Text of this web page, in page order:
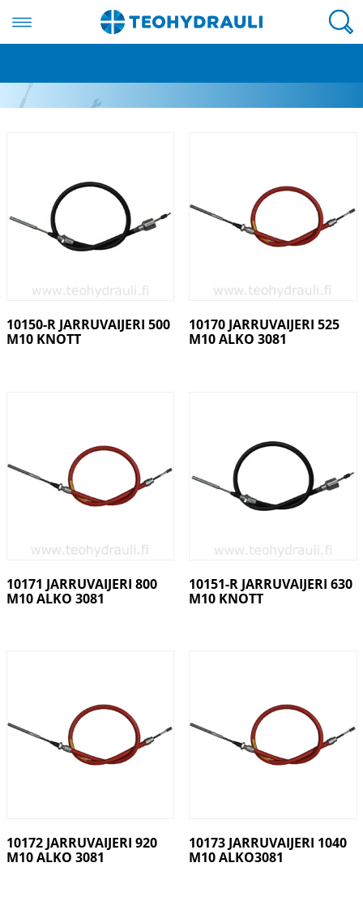
Valikko
10150-R JARRUVAIJERI 500
M10 KNOTT
10170 JARRUVAIJERI 525
M10 ALKO 3081
10171 JARRUVAIJERI 800
M10 ALKO 3081
10151-R JARRUVAIJERI 630
M10 KNOTT
10172 JARRUVAIJERI 920
M10 ALKO 3081
10173 JARRUVAIJERI 1040
M10 ALKO3081